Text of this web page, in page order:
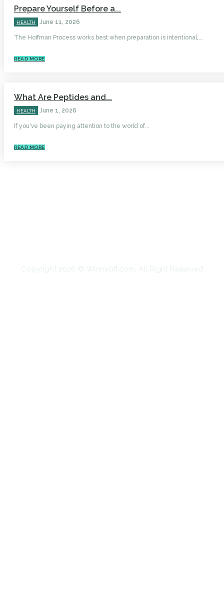
Prepare Yourself Before a...
HEALTH June 11, 2026
The Hoffman Process works best when preparation is intentional,...
READ MORE
What Are Peptides and...
HEALTH June 1, 2026
If you've been paying attention to the world of...
READ MORE
Copyright 2026 © Winnyoff.com. All Right Reserved